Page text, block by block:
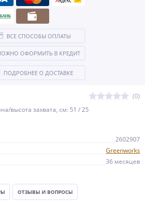
(0)
высота захвата, см: 51 / 25
ВСЕ СПОСОБЫ ОПЛАТЫ
ОФОРМИТЬ В КРЕДИТ
ПОДРОБНЕЕ О ДОСТАВКЕ
2602907
Greenworks
36 месяцев
ОТЗЫВЫ И ВОПРОСЫ